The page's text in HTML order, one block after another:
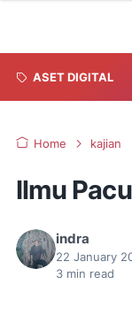
ASET DIGITAL
Home kajian
Ilmu
indra
22 January
3 min read